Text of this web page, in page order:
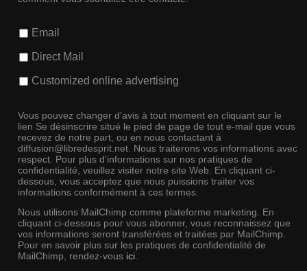
Email
Direct Mail
Customized online advertising
Vous pouvez changer d'avis à tout moment en cliquant sur le
lien Se désinscrire situé le pied de page de tout e-mail que vous
recevez de notre part, ou en nous contactant à
diffusion@libredesprit.net. Nous traiterons vos informations avec
respect. Pour plus d'informations sur nos pratiques de
confidentialité, veuillez visiter notre site Web. En cliquant ci-
dessous, vous acceptez que nous puissions traiter vos
informations conformément à ces termes.
Nous utilisons MailChimp comme plateforme marketing. En
cliquant ci-dessous pour vous abonner, vous reconnaissez que
vos informations seront transférées et traitées par MailChimp.
Pour en savoir plus sur les pratiques de confidentialité de
MailChimp, rendez-vous ici.